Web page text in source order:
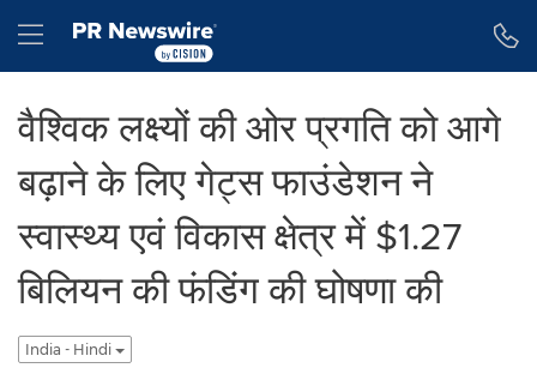
Hamburger menu
वैश्विक लक्ष्यों की ओर प्रगति को आगे
बढ़ाने के लिए गेट्स फाउंडेशन ने
स्‍वास्‍थ्‍य एवं विकास क्षेत्र में $1.27
बिलियन की फंडिंग की घोषणा की
India - Hindi